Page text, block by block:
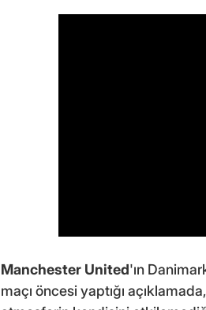
Manchester United'ın
maçı öncesi yaptığı